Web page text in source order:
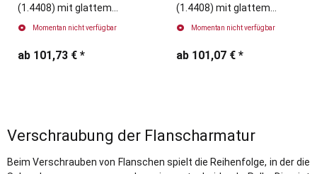
(1.4408) mit glattem
Schlauchstutzen für
Momentan nicht verfügbar
ab 101,73 € *
(1.4408) mit glattem
Schlauchstutzen für
Momentan nicht verfügbar
ab 101,07 € *
Verschraubung der Flanscharmatur
Beim Verschrauben von Flanschen spielt die Reihenfolge, in der die